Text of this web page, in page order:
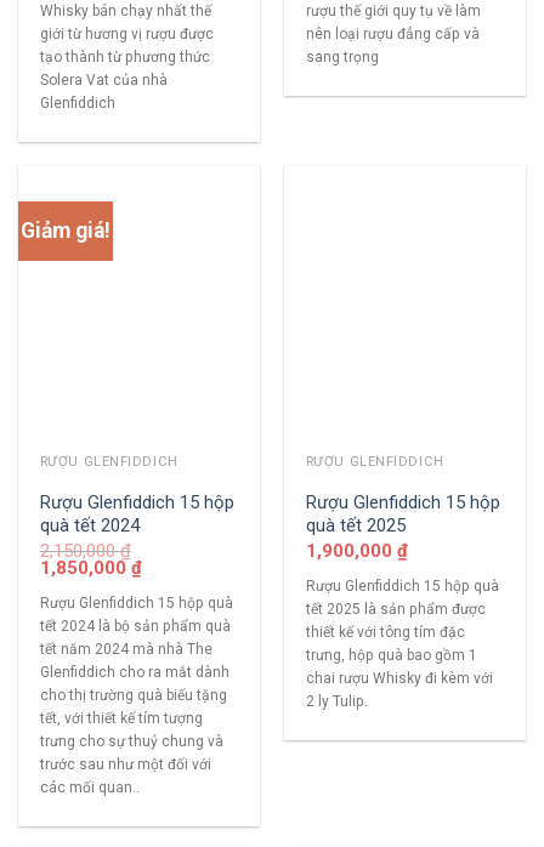
Whisky bán chạy nhất thế
giới từ hương vị rượu được
tạo thành từ phương thức
Solera Vat của nhà
Glenfiddich
rượu thế giới quy tụ về làm
nên loại rượu đẳng cấp và
sang trọng
Giảm giá!
RƯỢU GLENFIDDICH
Rượu Glenfiddich 15 hộp
quà tết 2024
2,150,000₫
1,850,000₫
Rượu Glenfiddich 15 hộp quà
tết 2024 là bộ sản phẩm quà
tết năm 2024 mà nhà The
Glenfiddich cho ra mắt dành
cho thị trường quà biếu tặng
tết, với thiết kế tím tượng
trưng cho sự thuỷ chung và
trước sau như một đối với
các mối quan..
RƯỢU GLENFIDDICH
Rượu Glenfiddich 15 hộp
quà tết 2025
1,900,000 ₫
Rượu Glenfiddich 15 hộp quà
tết 2025 là sản phẩm được
thiết kế với tông tím đặc
trưng, hộp quà bao gồm 1
chai rượu Whisky đi kèm với
2 ly Tulip.